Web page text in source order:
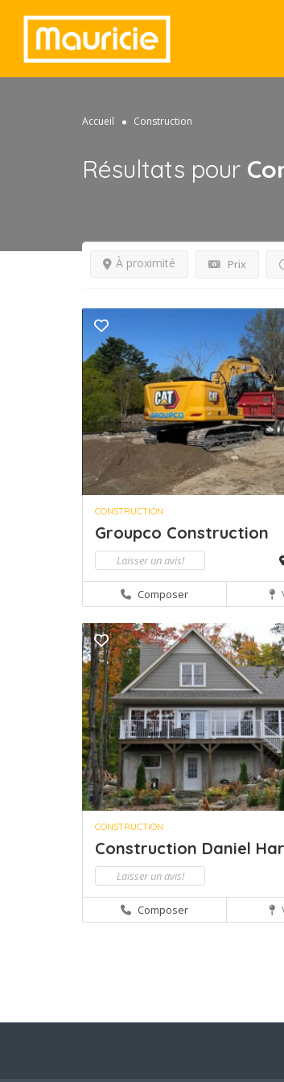
Accueil Construction
Résultats pour
Prix
À proximité
CONSTRUCTION
Groupco Construction
Laisser un avis!
Composer
CONSTRUCTION
Construction Daniel
Laisser un avis!
Composer